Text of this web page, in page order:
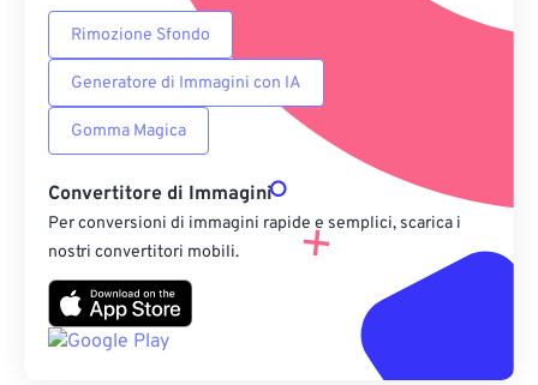
Rimozione Sfondo
Generatore di Immagini con IA
Gomma Magica
Convertitore di Immagini
Per conversioni di immagini rapide e semplici, scarica i
nostri convertitori mobili.